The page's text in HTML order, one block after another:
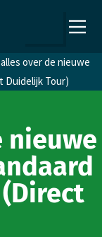
over de nieuwe
Duidelijk Tour)
nieuwe